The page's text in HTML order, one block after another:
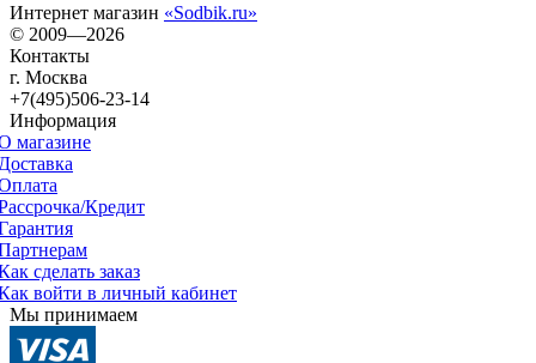
Интернет магазин «Sodbik.ru»
© 2009—2026
Контакты
г. Москва
+7(495)506-23-14
Информация
магазине
Кредит
сделать заказ
войти в личный кабинет
Мы принимаем